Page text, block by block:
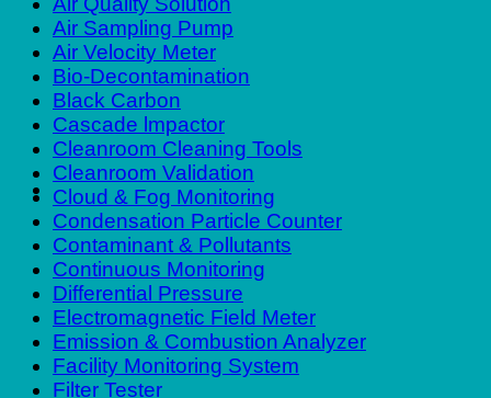
Air Sampling Pump
Air Velocity Meter
Bio-Decontamination
Black Carbon
Cascade lmpactor
Cleanroom Cleaning Tools
Cleanroom Validation
Cloud & Fog Monitoring
Condensation Particle Counter
Contaminant & Pollutants
Continuous Monitoring
Differential Pressure
Electromagnetic Field Meter
Emission & Combustion Analyzer
Facility Monitoring System
Filter Tester